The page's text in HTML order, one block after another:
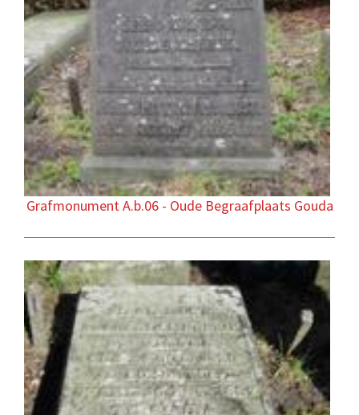
Grafmonument A.b.06 - Oude Begraafplaats Gouda